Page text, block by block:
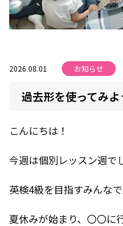
2026.08.01 お知らせ
過去形を使ってみよ
こんにちは！
今週は個別レッスン週で
英検4級を目指すみんな
夏休みが始まり、〇〇に